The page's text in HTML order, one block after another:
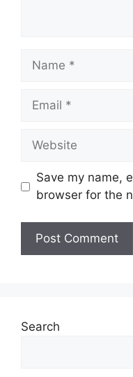
Name
Email
Website
Save my name,
browser for the
Search